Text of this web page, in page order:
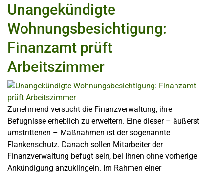
Unangekündigte
Wohnungsbesichtigung:
Finanzamt prüft
Arbeitszimmer
Zunehmend versucht die Finanzverwaltung, ihre
Befugnisse erheblich zu erweitern. Eine dieser – äußerst
umstrittenen – Maßnahmen ist der sogenannte
Flankenschutz. Danach sollen Mitarbeiter der
Finanzverwaltung befugt sein, bei Ihnen ohne vorherige
Ankündigung anzuklingeln. Im Rahmen einer